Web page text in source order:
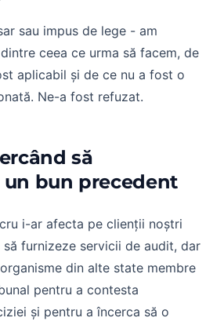
sau impus de lege - am
ceea ce urma să facem, de
aplicabil și de ce nu a fost o
Ne-a fost refuzat.
să
un bun precedent
i-ar afecta pe clienții noștri
furnizeze servicii de audit, dar
din alte state membre
pentru a contesta
și pentru a încerca să o